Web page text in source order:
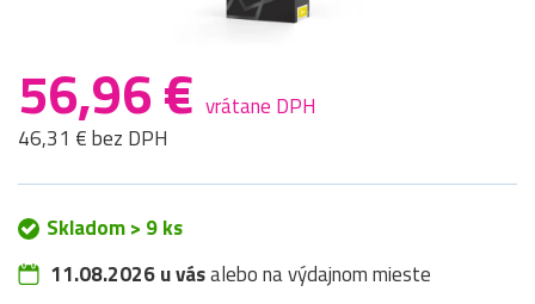
56,96 € vrátane DPH
46,31 € bez DPH
Skladom > 9 ks
11.08.2026 u vásalebo na výdajnom mieste